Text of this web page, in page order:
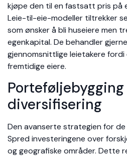
kjøpe den til en fastsatt pris på
Leie-til-eie-modeller tiltrekker
som ønsker å bli huseiere men
egenkapital. De behandler
gjennomsnittlige leietakere fordi
fremtidige eiere.
Porteføljebygging
diversifisering
Den avanserte strategien for
Spred investeringene over
og geografiske områder. Dette